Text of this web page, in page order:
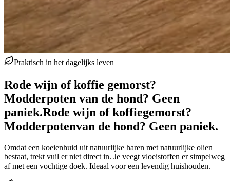
Praktisch in het dagelijks leven
Rode wijn of koffie gemorst?
Modderpoten van de hond? Geen
paniek.Rode wijn of koffiegemorst?
Modderpotenvan de hond? Geen paniek.
Omdat een koeienhuid uit natuurlijke haren met natuurlijke olien
bestaat, trekt vuil er niet direct in. Je veegt vloeistoffen er simpelweg
af met een vochtige doek. Ideaal voor een levendig huishouden.